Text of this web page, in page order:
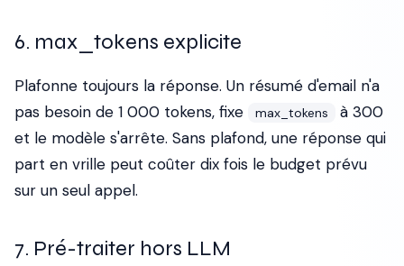
6. max_tokens explicite
Plafonne toujours la réponse. Un résumé d'email n'a
pas besoin de 1 000 tokens, fixe
max_tokens
à 300
et le modèle s'arrête. Sans plafond, une réponse qui
part en vrille peut coûter dix fois le budget prévu
sur un seul appel.
7. Pré-traiter hors LLM